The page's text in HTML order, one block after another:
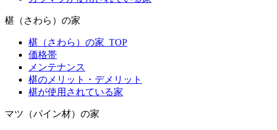
椹（さわら）の家
椹（さわら）の家_TOP
価格帯
メンテナンス
椹のメリット・デメリット
椹が使用されている家
マツ（パイン材）の家